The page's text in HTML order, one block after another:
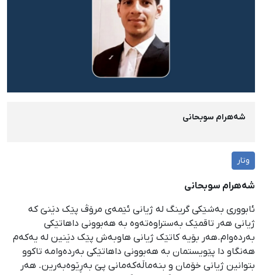
شەهرام سوبحانی
وتار
شەهرام سوبحانی
ئابووری بەشێکی گرینگ لە ژیانی ئێمەی مرۆڤ پێک دێنێ کە
ژیانی هەر تاقمێک بەستراوەتەوە بە هەبوونی داهاتێکی
بەردەوام.هەر بۆیە کاتێک ژیانی هاوبەش پێک دێنین لە یەکەم
هەنگاو دا پێویستمان بە هەبوونی داهاتێکی بەردەوامە تاکوو
بتوانین ژیانی خۆمان و بنەماڵەکەمانی پێ بەڕێوەبەرین. هەر